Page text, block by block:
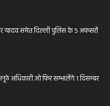
यादव समेत दिल्ली पुलिस के 5 अफसरों
जो फिर सम्भालेंगे 1 दिसम्बर